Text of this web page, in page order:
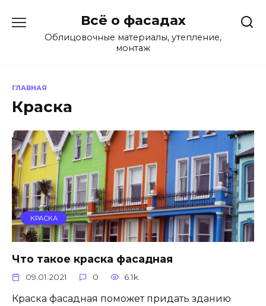
содержанию
Всё о фасадах
Облицовочные материалы, утепление,
монтаж
ГЛАВНАЯ
Краска
КРАСКА
Что такое краска фасадная
09.01.2021 0 6.1k.
Краска фасадная поможет придать зданию